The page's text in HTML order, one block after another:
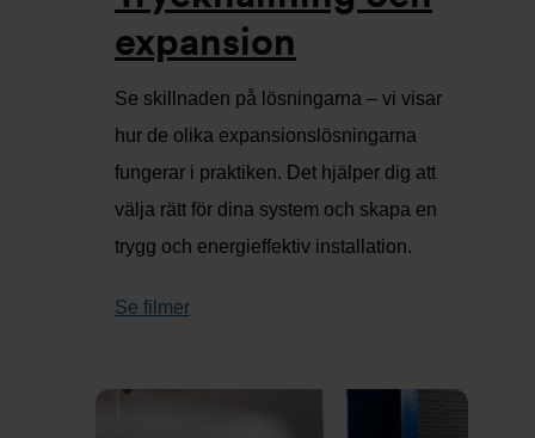
expansion
Se skillnaden på lösningarna – vi visar
hur de olika expansionslösningarna
fungerar i praktiken. Det hjälper dig att
välja rätt för dina system och skapa en
trygg och energieffektiv installation.
Se filmer